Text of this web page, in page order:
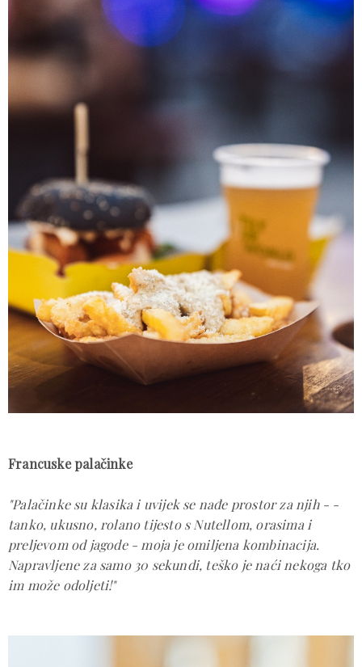
Francuske palačinke
"Palačinke su klasika i uvijek se nađe prostor za njih - -
tanko, ukusno, rolano tijesto s Nutellom, orasima i
preljevom od jagode - moja je omiljena kombinacija.
Napravljene za samo 30 sekundi, teško je naći nekoga tko
im može odoljeti!"